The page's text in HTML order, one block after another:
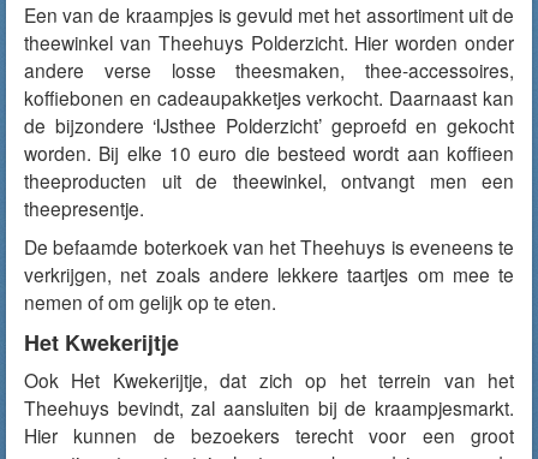
Een van de kraampjes is gevuld met het assortiment uit de
theewinkel van Theehuys Polderzicht. Hier worden onder
andere verse losse theesmaken, thee-accessoires,
koffiebonen en cadeaupakketjes verkocht. Daarnaast kan
de bijzondere ‘IJsthee Polderzicht’ geproefd en gekocht
worden. Bij elke 10 euro die besteed wordt aan koffieen
theeproducten uit de theewinkel, ontvangt men een
theepresentje.
De befaamde boterkoek van het Theehuys is eveneens te
verkrijgen, net zoals andere lekkere taartjes om mee te
nemen of om gelijk op te eten.
Het Kwekerijtje
Ook Het Kwekerijtje, dat zich op het terrein van het
Theehuys bevindt, zal aansluiten bij de kraampjesmarkt.
Hier kunnen de bezoekers terecht voor een groot